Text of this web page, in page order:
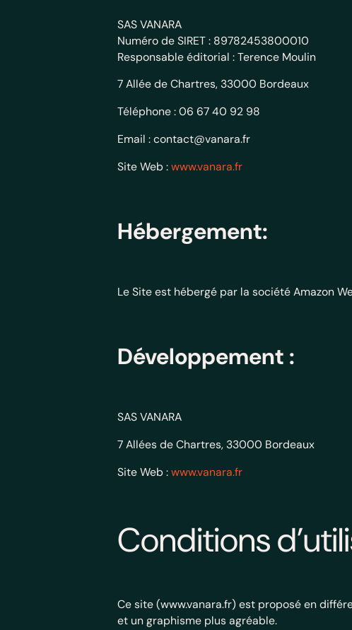
SAS VANARA
Numéro de SIRET : 89782453800010
Responsable éditorial : Terence Moulin
7 Allée de Chartres, 33000 Bordeaux
Téléphone : 06 67 40 92 98
Email : contact@vanara.fr
Site Web :www.vanara.fr
Hébergement:
Le Site est hébergé par la société Amazon
Développement :
SAS VANARA
7 Allées de Chartres, 33000 Bordeaux
Site Web :www.vanara.fr
Conditions
Ce site (www.vanara.fr) est proposé en
et un graphisme plus agréable.